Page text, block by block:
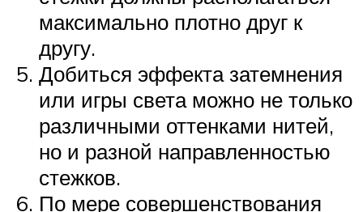
максимально плотно друг к
другу.
Добиться эффекта затемнения
или игры света можно не только
различными оттенками нитей,
но и разной направленностью
стежков.
По мере совершенствования